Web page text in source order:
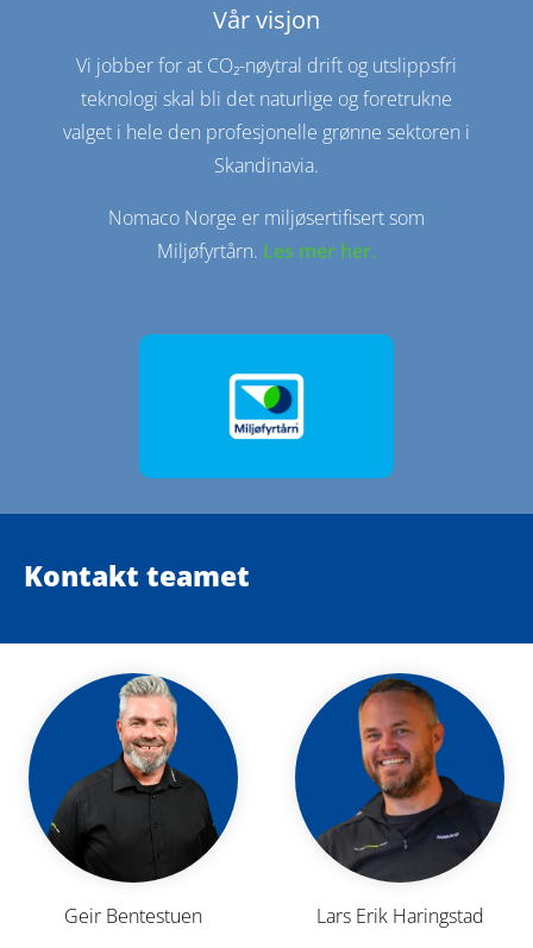
Vår visjon
Vi jobber for at CO₂-nøytral drift og utslippsfri
teknologi skal bli det naturlige og foretrukne
valget i hele den profesjonelle grønne sektoren i
Skandinavia.
Nomaco Norge er miljøsertifisert som
Miljøfyrtårn. Les mer her.
Kontakt teamet
Geir Bentestuen Lars Erik Haringstad